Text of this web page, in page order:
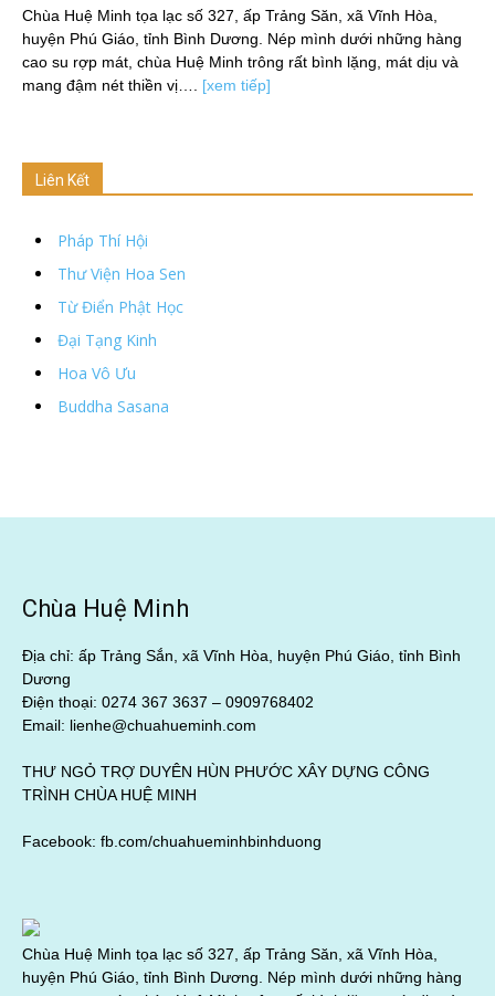
Chùa Huệ Minh tọa lạc số 327, ấp Trảng Săn, xã Vĩnh Hòa,
huyện Phú Giáo, tỉnh Bình Dương. Nép mình dưới những hàng
cao su rợp mát, chùa Huệ Minh trông rất bình lặng, mát dịu và
mang đậm nét thiền vị…. [xem tiếp]
Liên Kết
Pháp Thí Hội
Thư Viện Hoa Sen
Từ Điển Phật Học
Đại Tạng Kinh
Hoa Vô Ưu
Buddha Sasana
Chùa Huệ Minh
Địa chỉ: ấp Trảng Sắn, xã Vĩnh Hòa, huyện Phú Giáo, tỉnh Bình
Dương
Điện thoại: 0274 367 3637 – 0909768402
Email: lienhe@chuahueminh.com
THƯ NGỎ TRỢ DUYÊN HÙN PHƯỚC XÂY DỰNG CÔNG
TRÌNH CHÙA HUỆ MINH
Facebook: fb.com/chuahueminhbinhduong
Chùa Huệ Minh tọa lạc số 327, ấp Trảng Săn, xã Vĩnh Hòa,
huyện Phú Giáo, tỉnh Bình Dương. Nép mình dưới những hàng